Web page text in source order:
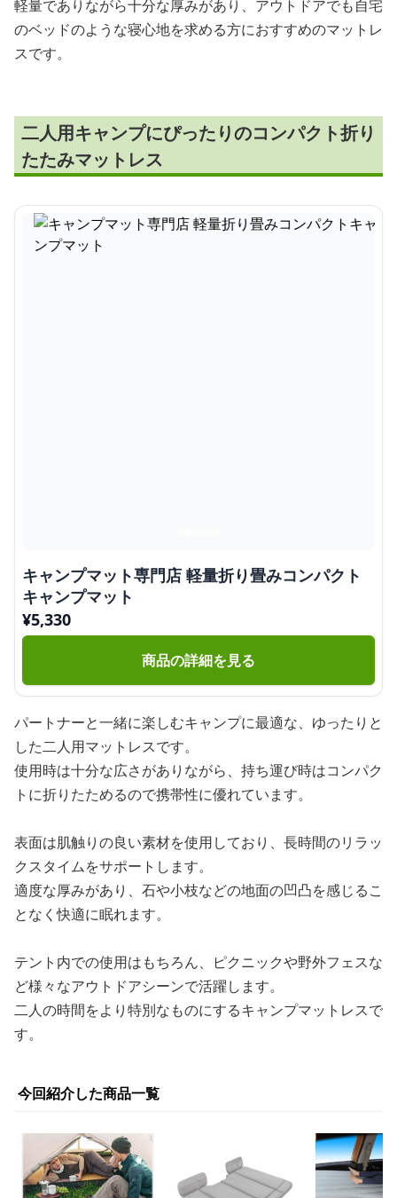
軽量でありながら十分な厚みがあり、アウトドアでも自宅
のベッドのような寝心地を求める方におすすめのマットレ
スです。
二人用キャンプにぴったりのコンパクト折り
たたみマットレス
キャンプマット専門店 軽量折り畳みコンパクト
キャンプマット
¥5,330
商品の詳細を見る
パートナーと一緒に楽しむキャンプに最適な、ゆったりと
した二人用マットレスです。
使用時は十分な広さがありながら、持ち運び時はコンパク
トに折りたためるので携帯性に優れています。
表面は肌触りの良い素材を使用しており、長時間のリラッ
クスタイムをサポートします。
適度な厚みがあり、石や小枝などの地面の凹凸を感じるこ
となく快適に眠れます。
テント内での使用はもちろん、ピクニックや野外フェスな
ど様々なアウトドアシーンで活躍します。
二人の時間をより特別なものにするキャンプマットレスで
す。
今回紹介した商品一覧